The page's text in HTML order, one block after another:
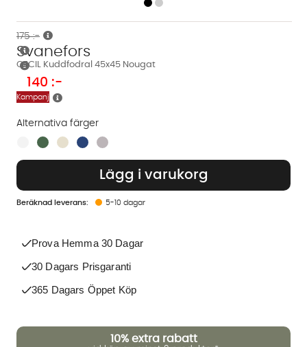
CECIL Kuddfodral 45x45 Nougat
Svanefors
140 :-
175 :-
Kampanj
Lägg i varukorg
5-10 dagar
Alternativa färger
Finns även i dessa färger:
Prova Hemma 30 Dagar
30 Dagars Prisgaranti
365 Dagars Öppet Köp
10% extra rabatt